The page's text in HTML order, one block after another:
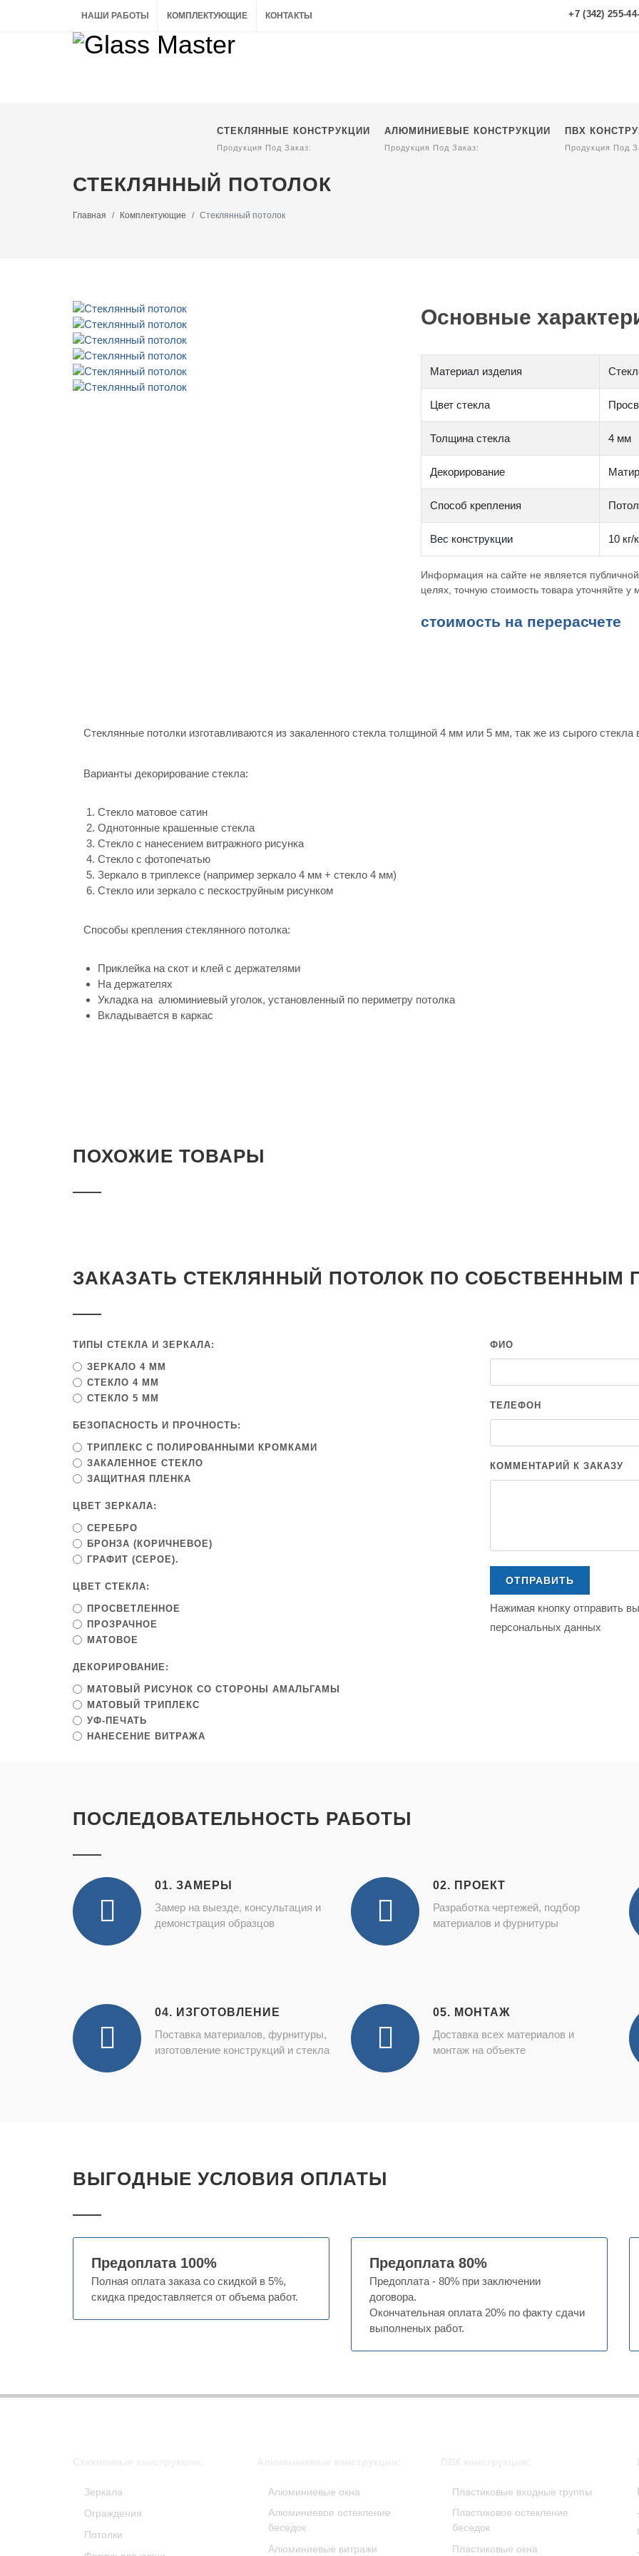
НАШИ РАБОТЫ КОМПЛЕКТУЮЩИЕ КОНТАКТЫ +7 (342) 255-
СТЕКЛЯННЫЕ КОНСТРУКЦИИ
Продукция Под Заказ:
АЛЮМИНИЕВЫЕ КОНСТРУКЦИИ
Продукция Под Заказ:
ПВХ
Продукция Под
СТЕКЛЯННЫЙ ПОТОЛОК
Главная Комплектующие Стеклянный потолок
Основные
Материал изделия
Цвет стекла
Толщина стекла 4 мм
Декорирование
Способ крепления
Вес конструкции 10 кг/
Информация на сайте не является
целях, точную стоимость товара уточняйте у
cтоимость на перерасчете
Стеклянные потолки изготавливаются из закаленного стекла толщиной 4 мм или 5 мм, так же из сырого стекла
Варианты декорирование стекла:
Стекло матовое сатин
Однотонные крашенные стекла
Стекло с нанесением витражного рисунка
Стекло с фотопечатью
Зеркало в триплексе (например зеркало 4 мм + стекло 4 мм)
Стекло или зеркало с пескоструйным рисунком
Способы крепления стеклянного потолка:
Приклейка на скот и клей с держателями
На держателях
Укладка на алюминиевый уголок, установленный по периметру потолка
Вкладывается в каркас
ПОХОЖИЕ ТОВАРЫ
ЗАКАЗАТЬ СТЕКЛЯННЫЙ ПОТОЛОК ПО СОБСТВЕННЫМ
ТИПЫ СТЕКЛА И ЗЕРКАЛА:
ЗЕРКАЛО 4 ММ
СТЕКЛО 4 ММ
СТЕКЛО 5 ММ
БЕЗОПАСНОСТЬ И ПРОЧНОСТЬ:
ТРИПЛЕКС С ПОЛИРОВАННЫМИ КРОМКАМИ
ЗАКАЛЕННОЕ СТЕКЛО
ЗАЩИТНАЯ ПЛЕНКА
ЦВЕТ ЗЕРКАЛА:
СЕРЕБРО
БРОНЗА (КОРИЧНЕВОЕ)
ГРАФИТ (СЕРОЕ).
ЦВЕТ СТЕКЛА:
ПРОСВЕТЛЕННОЕ
ПРОЗРАЧНОЕ
МАТОВОЕ
ДЕКОРИРОВАНИЕ:
МАТОВЫЙ РИСУНОК СО СТОРОНЫ АМАЛЬГАМЫ
МАТОВЫЙ ТРИПЛЕКС
УФ-ПЕЧАТЬ
НАНЕСЕНИЕ ВИТРАЖА
ФИО
ТЕЛЕФОН
КОММЕНТАРИЙ К ЗАКАЗУ
ОТПРАВИТЬ
Нажимая кнопку отправить
персональных данных
ПОСЛЕДОВАТЕЛЬНОСТЬ РАБОТЫ
01. ЗАМЕРЫ
Замер на выезде, консультация и
демонстрация образцов
02. ПРОЕКТ
Разработка чертежей, подбор
материалов и фурнитуры
04. ИЗГОТОВЛЕНИЕ
Поставка материалов, фурнитуры,
изготовление конструкций и стекла
05. МОНТАЖ
Доставка всех материалов и
монтаж на объекте
ВЫГОДНЫЕ УСЛОВИЯ ОПЛАТЫ
Предоплата 100%
Полная оплата заказа со скидкой в 5%,
скидка предоставляется от объема работ.
Предоплата 80%
Предоплата - 80% при заключении
договора.
Окончательная оплата 20% по факту сдачи
выполненых работ.
Зеркала
Ограждения
Потолки
Алюминиевые окна
Алюминиевое остекление
беседок
Алюминиевые витражи
Пластиковые входные группы
Пластиковое остекление
беседок
Пластиковые окна